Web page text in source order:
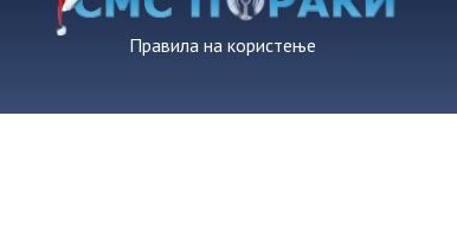
Правила на користење